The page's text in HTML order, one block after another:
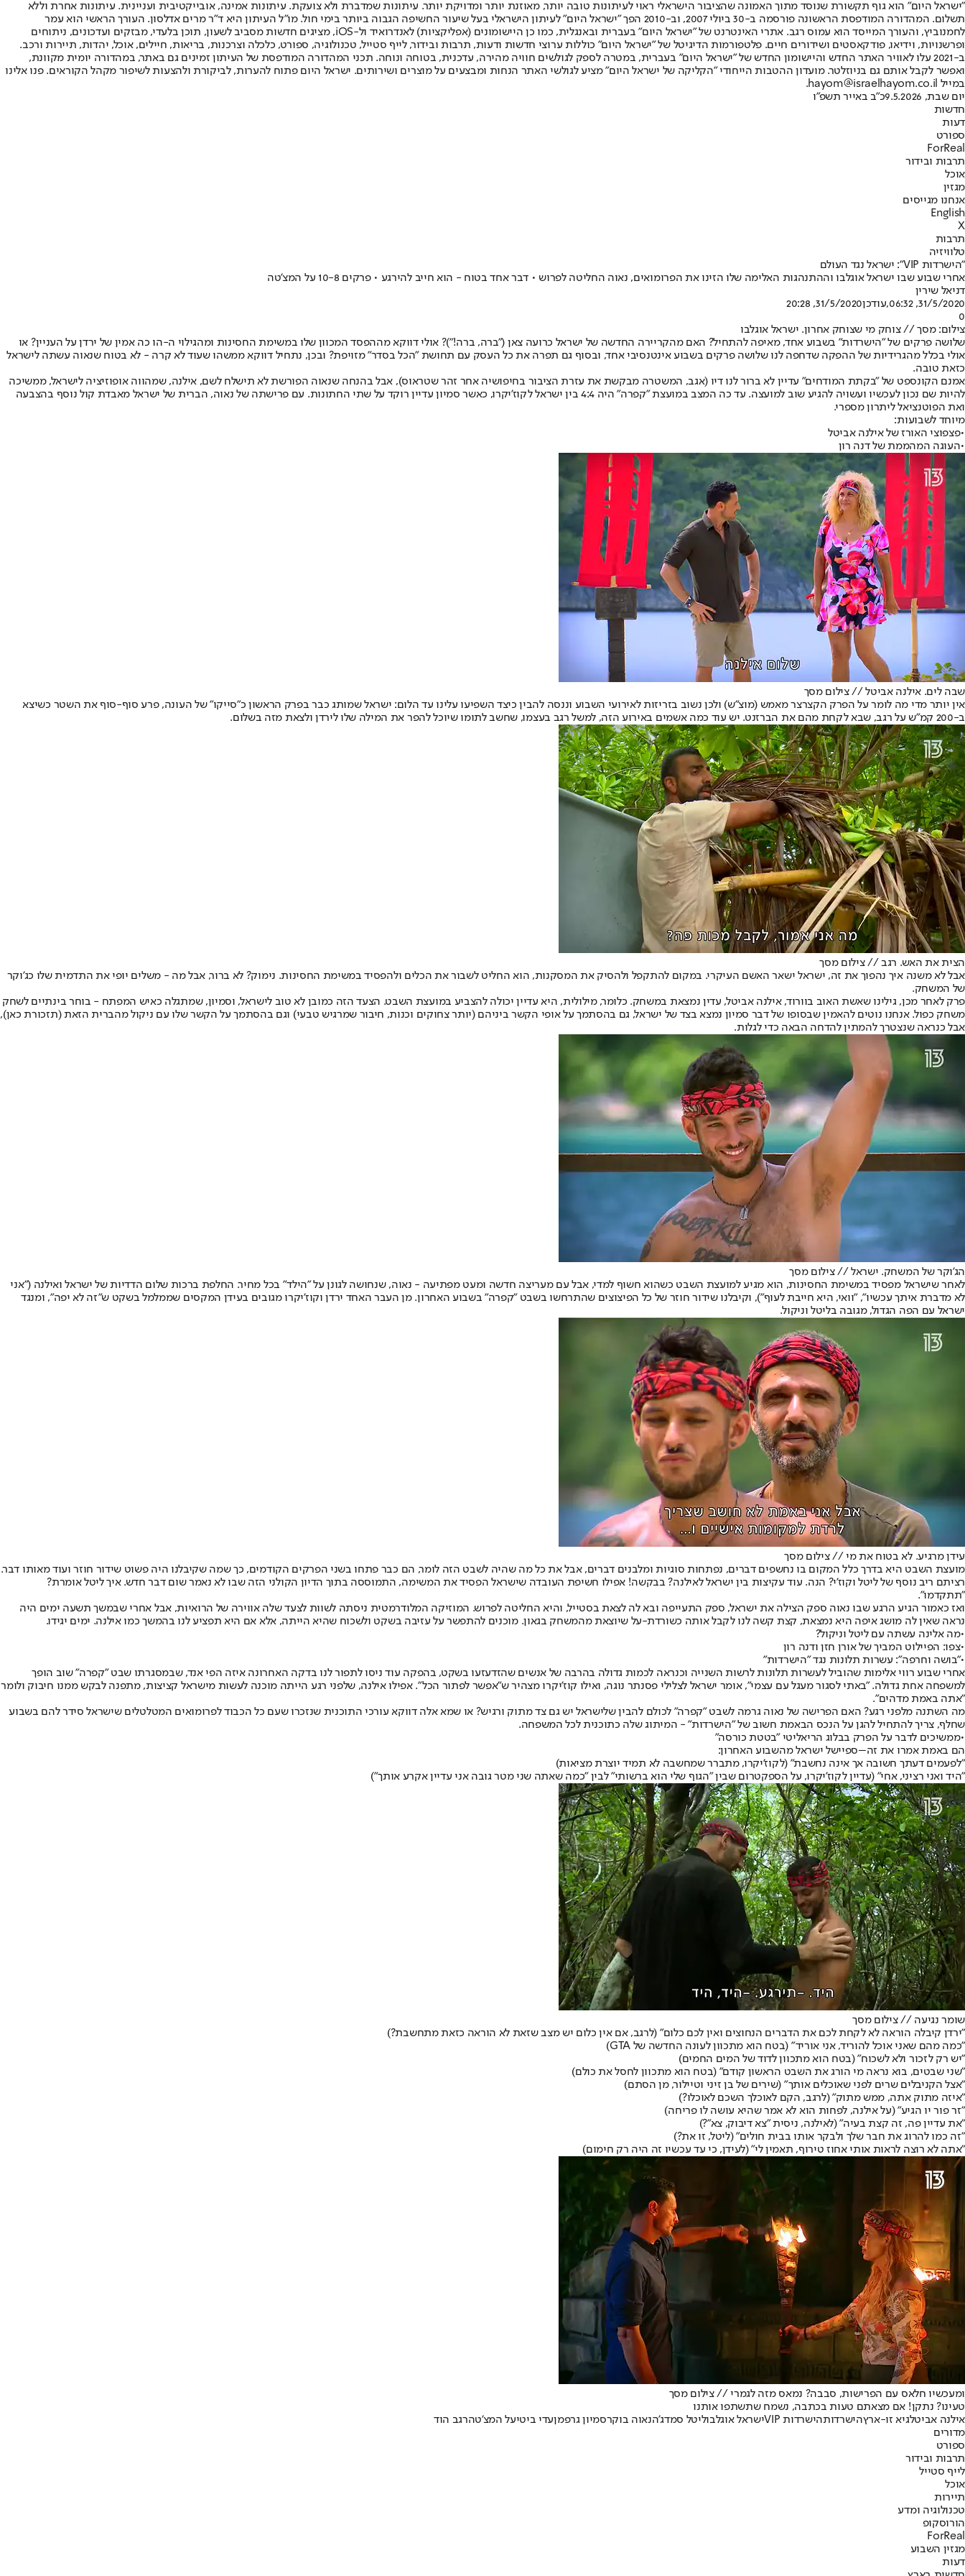
"ישראל היום" הוא גוף תקשורת שנוסד מתוך האמונה שהציבור הישראלי ראוי לעיתונות טובה יותר, מאוזנת יותר ומדויקת יותר. עיתונות שמדברת ולא צועקת. עיתונות אמינה, אובייקטיבית ועניינית. עיתונות אחרת וללא
תשלום. המהדורה המודפסת הראשונה פורסמה ב-30 ביולי 2007, וב-2010 הפך "ישראל היום" לעיתון הישראלי בעל שיעור החשיפה הגבוה ביותר בימי חול. מו"ל העיתון היא ד"ר מרים אדלסון. העורך הראשי הוא עמר
לחמנוביץ, והעורך המייסד הוא עמוס רגב. אתרי האינטרנט של "ישראל היום" בעברית ובאנגלית, כמו כן היישומונים (אפליקציות) לאנדרואיד ול-iOS, מציגים חדשות מסביב לשעון, תוכן בלעדי, מבזקים ועדכונים, ניתוחים
ופרשנויות, וידיאו, פודקאסטים ושידורים חיים. פלטפורמות הדיגיטל של "ישראל היום" כוללות ערוצי חדשות ודעות, תרבות ובידור, לייף סטייל, טכנולוגיה, ספורט, כלכלה וצרכנות, בריאות, חיילים, אוכל, יהדות, תיירות ורכב.
ב-2021 עלו לאוויר האתר החדש והיישומון החדש של "ישראל היום" בעברית, במטרה לספק לגולשים חוויה מהירה, עדכנית, בטוחה ונוחה. תכני המהדורה המודפסת של העיתון זמינים גם באתר, במהדורה יומית מקוונת,
ואפשר לקבל אותם גם בניוזלטר. מועדון ההטבות הייחודי "הקליקה של ישראל היום" מציע לגולשי האתר הנחות ומבצעים על מוצרים ושירותים. ישראל היום פתוח להערות, לביקורת ולהצעות לשיפור מקהל הקוראים. פנו אלינו
במייל hayom@israelhayom.co.il.
יום שבת, 9.5.2026
כ"ב באייר תשפ"ו
חדשות
דעות
ספורט
ForReal
תרבות ובידור
אוכל
מגזין
אנחנו מגייסים
English
X
תרבות
טלוויזיה
"הישרדות VIP": ישראל נגד העולם
אחרי שבוע שבו ישראל אוגלבו וההתנהגות האלימה שלו הזינו את הפרומואים, נאוה החליטה לפרוש • דבר אחד בטוח - הוא חייב להירגע • פרקים 10-8 על המצ'טה
דניאל שירין
31/5/2020, 06:32
,עודכן31/5/2020, 20:28
0
צילום: מסך // צוחק מי שצוחק אחרון. ישראל אוגלבו
שלושה פרקים של "הישרדות" בשבוע אחד, מאיפה להתחיל? האם מהקריירה החדשה של ישראל כרועה צאן ("ברה, ברה!")? אולי דווקא מההפסד המכוון שלו במשימת החסינות ומהגילוי ה-הו כה אמין של ירדן על העניין? או
אולי בכלל מהגרידיות של ההפקה שדחפה לנו שלושה פרקים בשבוע אינטנסיבי אחד, ובסוף גם תפרה את כל העסק עם תחושת "הכל בסדר" מזויפת? ובכן, נתחיל דווקא ממשהו שעוד לא קרה - לא בטוח שנאוה עשתה לישראל
כזאת טובה.
אמנם הקונספט של "בקתת המודחים" עדיין לא ברור לנו דיו (אגב, המשטרה מבקשת את עזרת הציבור בחיפושיה אחר זהר שטראוס), אבל בהנחה שנאוה הפורשת לא תישלח לשם, אילנה, שמהווה אופוזיציה לישראל, ממשיכה
להיות שם נכון לעכשיו ועשויה להגיע שוב למועצה. עד כה המצב במועצת "קפרה" היה 4:4 בין ישראל לקוז'יקרו, כאשר סמיון עדיין רוקד על שתי החתונות. עם פרישתה של נאוה, הברית של ישראל מאבדת קול נוסף בהצבעה
ואת הפוטנציאל ליתרון מספרי.
מיוחד לשבועות:
•פצפוצי האורז של אילנה אביטל
•העוגה המהממת של דנה רון
שבה לים. אילנה אביטל // צילום מסך
אין יותר מדי מה לומר על הפרק הקצרצר מאמש (מוצ"ש) ולכן נשוב בזריזות לאירועי השבוע וננסה להבין כיצד השפיעו עלינו עד הלום: ישראל שמותג כבר בפרק הראשון כ"סייקו" של העונה, פרע סוף-סוף את השטר כשיצא
ב-200 קמ"ש על רגב, שבא לקחת מהם את הברזנט. יש עוד כמה אשמים באירוע הזה, למשל רגב בעצמו, שחשב לתומו שיוכל להפר את המילה שלו לירדן ולצאת מזה בשלום.
הצית את האש. רגב // צילום מסך
אבל לא משנה איך נהפוך את זה, ישראל ישאר האשם העיקרי. במקום להתקפל ולהסיק את המסקנות, הוא החליט לשבור את הכלים ולהפסיד במשימת החסינות. נימוק? לא ברור, אבל מה - משלים יופי את התדמית שלו כג'וקר
של המשחק.
פרק לאחר מכן, גילינו שאשת האוב בוורוד, אילנה אביטל, עדין נמצאת במשחק. כלומר, מילולית, היא עדיין יכולה להצביע במועצת השבט. הצעד הזה כמובן לא טוב לישראל, וסמיון, שמתגלה כאיש המפתח - בוחר בינתיים לשחק
משחק כפול. אנחנו נוטים להאמין שבסופו של דבר סמיון נמצא בצד של ישראל, גם בהסתמך על אופי הקשר ביניהם (יותר צחוקים וכנות, חיבור שמרגיש טבעי) וגם בהסתמך על הקשר שלו עם ניקול מהברית הזאת (תזכורת כאן),
אבל כנראה שנצטרך להמתין להדחה הבאה כדי לגלות.
הג'וקר של המשחק. ישראל // צילום מסך
לאחר שישראל מפסיד במשימת החסינות, הוא מגיע למועצת השבט כשהוא חשוף למדי, אבל עם מעריצה חדשה ומעט מפתיעה - נאוה, שנחושה לגונן על "הילד" בכל מחיר. החלפת ברכות שלום הדדיות של ישראל ואילנה ("אני
לא מדברת איתך עכשיו", "וואי, היא חייבת לעוף"), וקיבלנו שידור חוזר של כל הפיצוצים שהתרחשו בשבט "קפרה" בשבוע האחרון. מן העבר האחד ירדן וקוז'יקרו מגובים בעידן המקסים שממלמל בשקט ש"זה לא יפה", ומנגד
ישראל עם הפה הגדול, מגובה בליטל וניקול.
עידן מרגיע. לא בטוח את מי // צילום מסך
מועצת השבט היא בדרך כלל המקום בו נחשפים דברים, נפתחות סוגיות ומלבנים דברים, אבל את כל מה שהיה לשבט הזה לומר, הם כבר פתחו בשני הפרקים הקודמים, כך שמה שקיבלנו היה פשוט שידור חוזר ועוד מאותו דבר.
רציתם ריב נוסף של ליטל וקוז'י? הנה. עוד עקיצות בין ישראל לאילנה? בבקשה! אפילו חשיפת העובדה שישראל הפסיד את המשימה, התמוססה בתוך הדיון הקולני הזה שבו לא נאמר שום דבר חדש. איך ליטל אומרת?
"תתקדמו".
ואז כאמור הגיע הרגע שבו נאוה ספק הצילה את ישראל, ספק התעייפה ובא לה לצאת בסטייל, והיא החליטה לפרוש. המוזיקה המלודרמטית ניסתה לשוות לצעד שלה אווירה של הרואיות, אבל אחרי שבמשך תשעה ימים היה
נראה שאין לה מושג איפה היא נמצאת, קצת קשה לנו לקבל אותה כשורדת-על שיוצאת מהמשחק בגאון. מוכנים להתפשר על עזיבה בשקט ולשכוח שהיא הייתה, אלא אם היא תפציע לנו בהמשך כמו אילנה. ימים יגידו.
•מה אלינה עשתה עם ליטל וניקול?
•צפו: הפיילוט המביך של אורן חזן ודנה רון
•"בושה וחרפה": עשרות תלונות נגד "הישרדות"
אחרי שבוע רווי אלימות שהוביל לעשרות תלונות לרשות השנייה וכנראה לכמות גדולה בהרבה של אנשים שהזדעזעו בשקט, בהפקה עוד ניסו לתפור לנו בדקה האחרונה איזה הפי אנד, שבמסגרתו שבט "קפרה" שוב הופך
למשפחה אחת גדולה. "באתי לסגור מעגל עם עצמי", אומר ישראל לצלילי פסנתר נוגה, ואילו קוז'יקרו מצהיר ש"אפשר לפתור הכל". אפילו אילנה, שלפני רגע הייתה מוכנה לעשות מישראל קציצות, מתפנה לבקש ממנו חיבוק ולומר
"אתה באמת מדהים".
מה השתנה מלפני רגע? האם הפרישה של נאוה גרמה לשבט "קפרה" לכולם להבין שלישראל יש גם צד מתוק ורגיש? או שמא אלה דווקא עורכי התוכנית שנזכרו שעם כל הכבוד לפרומואים המטלטלים שישראל סידר להם בשבוע
שחלף, צריך להתחיל להגן על הנכס הבאמת חשוב של "הישרדות" - המיתוג שלה כתוכנית לכל המשפחה.
•ממשיכים לדבר על הפרק בבלוג הריאליטי "בטטת כורסה"
הם באמת אמרו את זה–ספיישל ישראל מהשבוע האחרון:
"לפעמים דעתך חשובה אך אינה נחשבת" (לקוז'יקרו, מתברר שמחשבה לא תמיד יוצרת מציאות)
"היד ואני רציני, אחי" (עדיין לקוז'יקרו, על הספקטרום שבין "הגוף שלי הוא ברשותי" לבין "כמה שאתה שני מטר גובה אני עדיין אקרע אותך")
שומר נגיעה // צילום מסך
"ירדן קיבלה הוראה לא לקחת לכם את הדברים הנחוצים ואין לכם כלום" (לרגב, אם אין כלום יש מצב שזאת לא הוראה כזאת מתחשבת?)
"כמה מהם שאני אוכל להוריד, אני אוריד" (בטח הוא מתכוון לעונה החדשה של GTA)
"יש רק לזכור ולא לשכוח" (בטח הוא מתכוון לדוד של המים החמים)
"שני שבטים, בוא נראה מי הורג את השבט הראשון קודם" (בטח הוא מתכוון לחסל את כולם)
"אצל הקניבלים שרים לפני שאוכלים אותך" (שירים של בן זיני וטיילור, מן הסתם)
"איזה מתוק אתה, ממש מתוק" (לרגב, הקם לאוכלך השכם לאוכלו?)
"זר פור יו הגיע" (על אילנה, לפחות הוא לא אמר שהיא עושה לו פריחה)
"את עדיין פה, זה קצת בעיה" (לאילנה, ניסית "צא דיבוק, צא"?)
"זה כמו להרוג את חבר שלך ולבקר אותו בבית חולים" (ליטל, זו את?)
"אתה לא רוצה לראות אותי אחוז טירוף, תאמין לי" (לעידן, כי עד עכשיו זה היה רק חימום)
ומעכשיו חלאס עם הפרישות, סבבה? נמאס מזה לגמרי // צילום מסך
טעינו? נתקן! אם מצאתם טעות בכתבה, נשמח שתשתפו אותנו
אילנה אביטלגיא זו-ארץהישרדותהישרדות VIP ישראל אוגלבוליטל סמדג'הנאוה בוקרסמיון גרפמןעדי ביטיעל המצ'טהרגב הוד
מדורים
ספורט
תרבות ובידור
לייף סטייל
אוכל
תיירות
טכנולוגיה ומדע
הורוסקופ
ForReal
מגזין השבוע
דעות